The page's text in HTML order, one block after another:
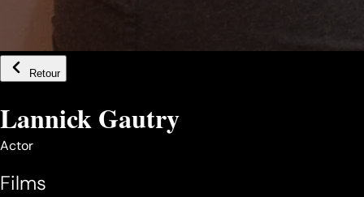
Retour
Lannick Gautry
Actor
Films